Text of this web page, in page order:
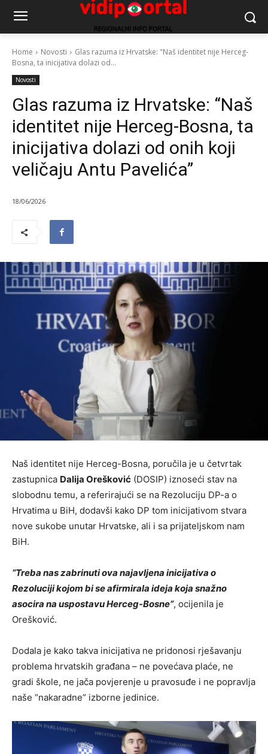
Home Novosti
Glas razuma iz Hrvatske: "Naš identitet nije Herceg-
Bosna, ta inicijativa dolazi od...
Novosti
Glas razuma iz Hrvatske: “Naš
identitet nije Herceg-Bosna, ta
inicijativa dolazi od onih koji
veličaju Antu Pavelića”
18/06/2026
Naš identitet nije Herceg-Bosna, poručila je u četvrtak
zastupnica Dalija Orešković (DOSIP) iznoseći stav na
slobodnu temu, a referirajući se na Rezoluciju DP-a o
Hrvatima u BiH, dodavši kako DP tom inicijativom stvara
nove sukobe unutar Hrvatske, ali i sa prijateljskom nam
BiH.
“Treba nas zabrinuti ova najavljena inicijativa o
Rezoluciji kojom bi se afirmirala ideja koja snažno
asocira na uspostavu Herceg-Bosne”, ocijenila je
Orešković.
Dodala je kako takva inicijativa ne pridonosi rješavanju
problema hrvatskih građana – ne povećava plaće, ne
gradi škole, ne jača povjerenje u pravosuđe i ne popravlja
naše “nakaradne” izborne jedinice.